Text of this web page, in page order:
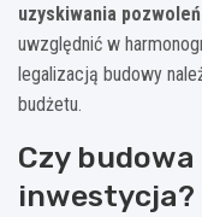
uzyskiwania
uwzględnić w
legalizacją budowy
budżetu.
Czy
inwestycja?